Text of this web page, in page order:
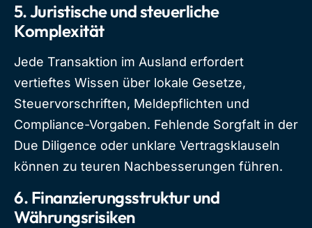
5.Juristische und steuerliche
Komplexität
Jede Transaktion im Ausland erfordert
vertieftes Wissen über lokale Gesetze,
Steuervorschriften, Meldepflichten und
Compliance-Vorgaben. Fehlende Sorgfalt in der
Due Diligence oder unklare Vertragsklauseln
können zu teuren Nachbesserungen führen.
6. Finanzierungsstruktur und
Währungsrisiken